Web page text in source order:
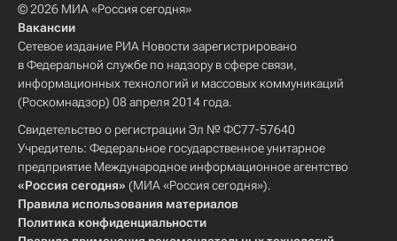
© 2026 МИА «Россия сегодня»
Вакансии
Сетевое издание РИА Новости зарегистрировано
в Федеральной службе по надзору в сфере связи,
информационных технологий и массовых коммуникаций
(Роскомнадзор) 08 апреля 2014 года.
Свидетельство о регистрации Эл № ФС77-57640
Учредитель: Федеральное государственное унитарное
предприятие Международное информационное агентство
«Россия сегодня» (МИА «Россия сегодня»).
Правила использования материалов
Политика конфиденциальности